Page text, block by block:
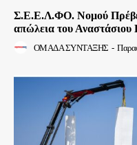
Σ.Ε.Ε.Λ.ΦΟ. Νομού
απώλεια του Αναστάσιου
ΟΜΑΔΑ ΣΥΝΤΑΞΗΣ -